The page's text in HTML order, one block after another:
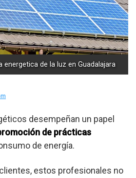
energetica de la luz en Guadalajara
desempeñan un papel
de prácticas
de energía.
estos profesionales no